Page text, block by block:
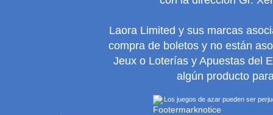
Laora Limited y sus marcas
compra de boletos y no están
Jeux o Loterías y Apuestas del
algún producto
Los juegos de azar pueden ser